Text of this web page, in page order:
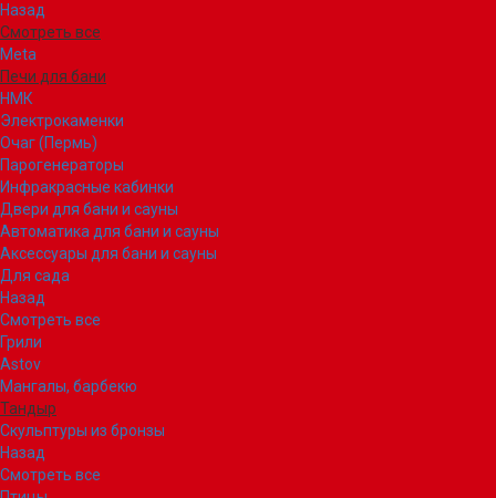
Назад
Смотреть все
Meta
Печи для бани
НМК
Электрокаменки
Очаг (Пермь)
Парогенераторы
Инфракрасные кабинки
Двери для бани и сауны
Автоматика для бани и сауны
Аксессуары для бани и сауны
Для сада
Назад
Смотреть все
Грили
Astov
Мангалы, барбекю
Тандыр
Скульптуры из бронзы
Назад
Смотреть все